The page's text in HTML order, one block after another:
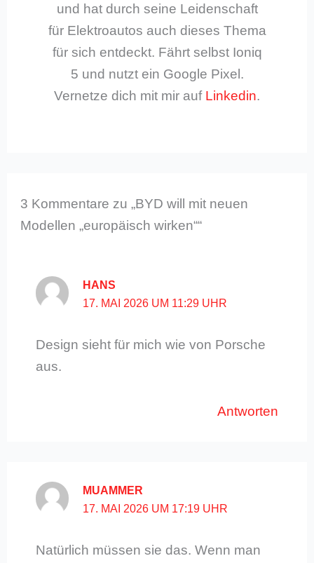
und hat durch seine Leidenschaft
für Elektroautos auch dieses Thema
für sich entdeckt. Fährt selbst Ioniq
5 und nutzt ein Google Pixel.
Vernetze dich mit mir auf Linkedin.
3 Kommentare zu „BYD will mit neuen
Modellen „europäisch wirken““
HANS
17. MAI 2026 UM 11:29 UHR
Design sieht für mich wie von Porsche
aus.
Antworten
MUAMMER
17. MAI 2026 UM 17:19 UHR
Natürlich müssen sie das. Wenn man